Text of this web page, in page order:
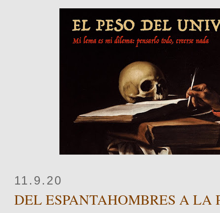
11.9.20
DEL ESPANTAHOMBRES A LA